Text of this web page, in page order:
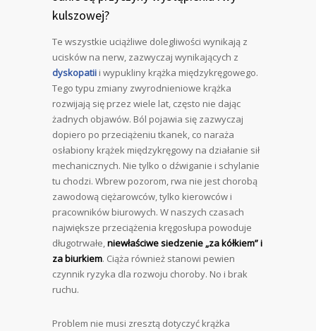
kulszowej?
Te wszystkie uciążliwe dolegliwości wynikają z
ucisków na nerw, zazwyczaj wynikających z
dyskopatii i wypukliny krążka międzykręgowego.
Tego typu zmiany zwyrodnieniowe krążka
rozwijają się przez wiele lat, często nie dając
żadnych objawów. Ból pojawia się zazwyczaj
dopiero po przeciążeniu tkanek, co naraża
osłabiony krążek międzykręgowy na działanie sił
mechanicznych. Nie tylko o dźwiganie i schylanie
tu chodzi. Wbrew pozorom, rwa nie jest chorobą
zawodową ciężarowców, tylko kierowców i
pracowników biurowych. W naszych czasach
największe przeciążenia kręgosłupa powoduje
długotrwałe,niewłaściwe siedzenie „za kółkiem” i
za biurkiem. Ciąża również stanowi pewien
czynnik ryzyka dla rozwoju choroby. No i brak
ruchu.
Problem nie musi zresztą dotyczyć krążka